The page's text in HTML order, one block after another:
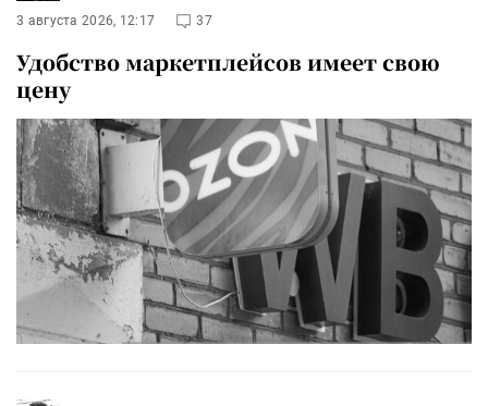
3 августа 2026, 12:17 37
Удобство маркетплейсов имеет свою
цену